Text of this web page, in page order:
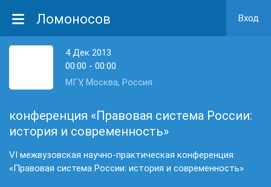
Ломоносов Вход
4 Дек 2013
00:00 - 00:00
МГУ, Москва, Россия
конференция «Правовая система России:
история и современность»
VI межвузовская научно-практическая конференция
«Правовая система России: история и современность»